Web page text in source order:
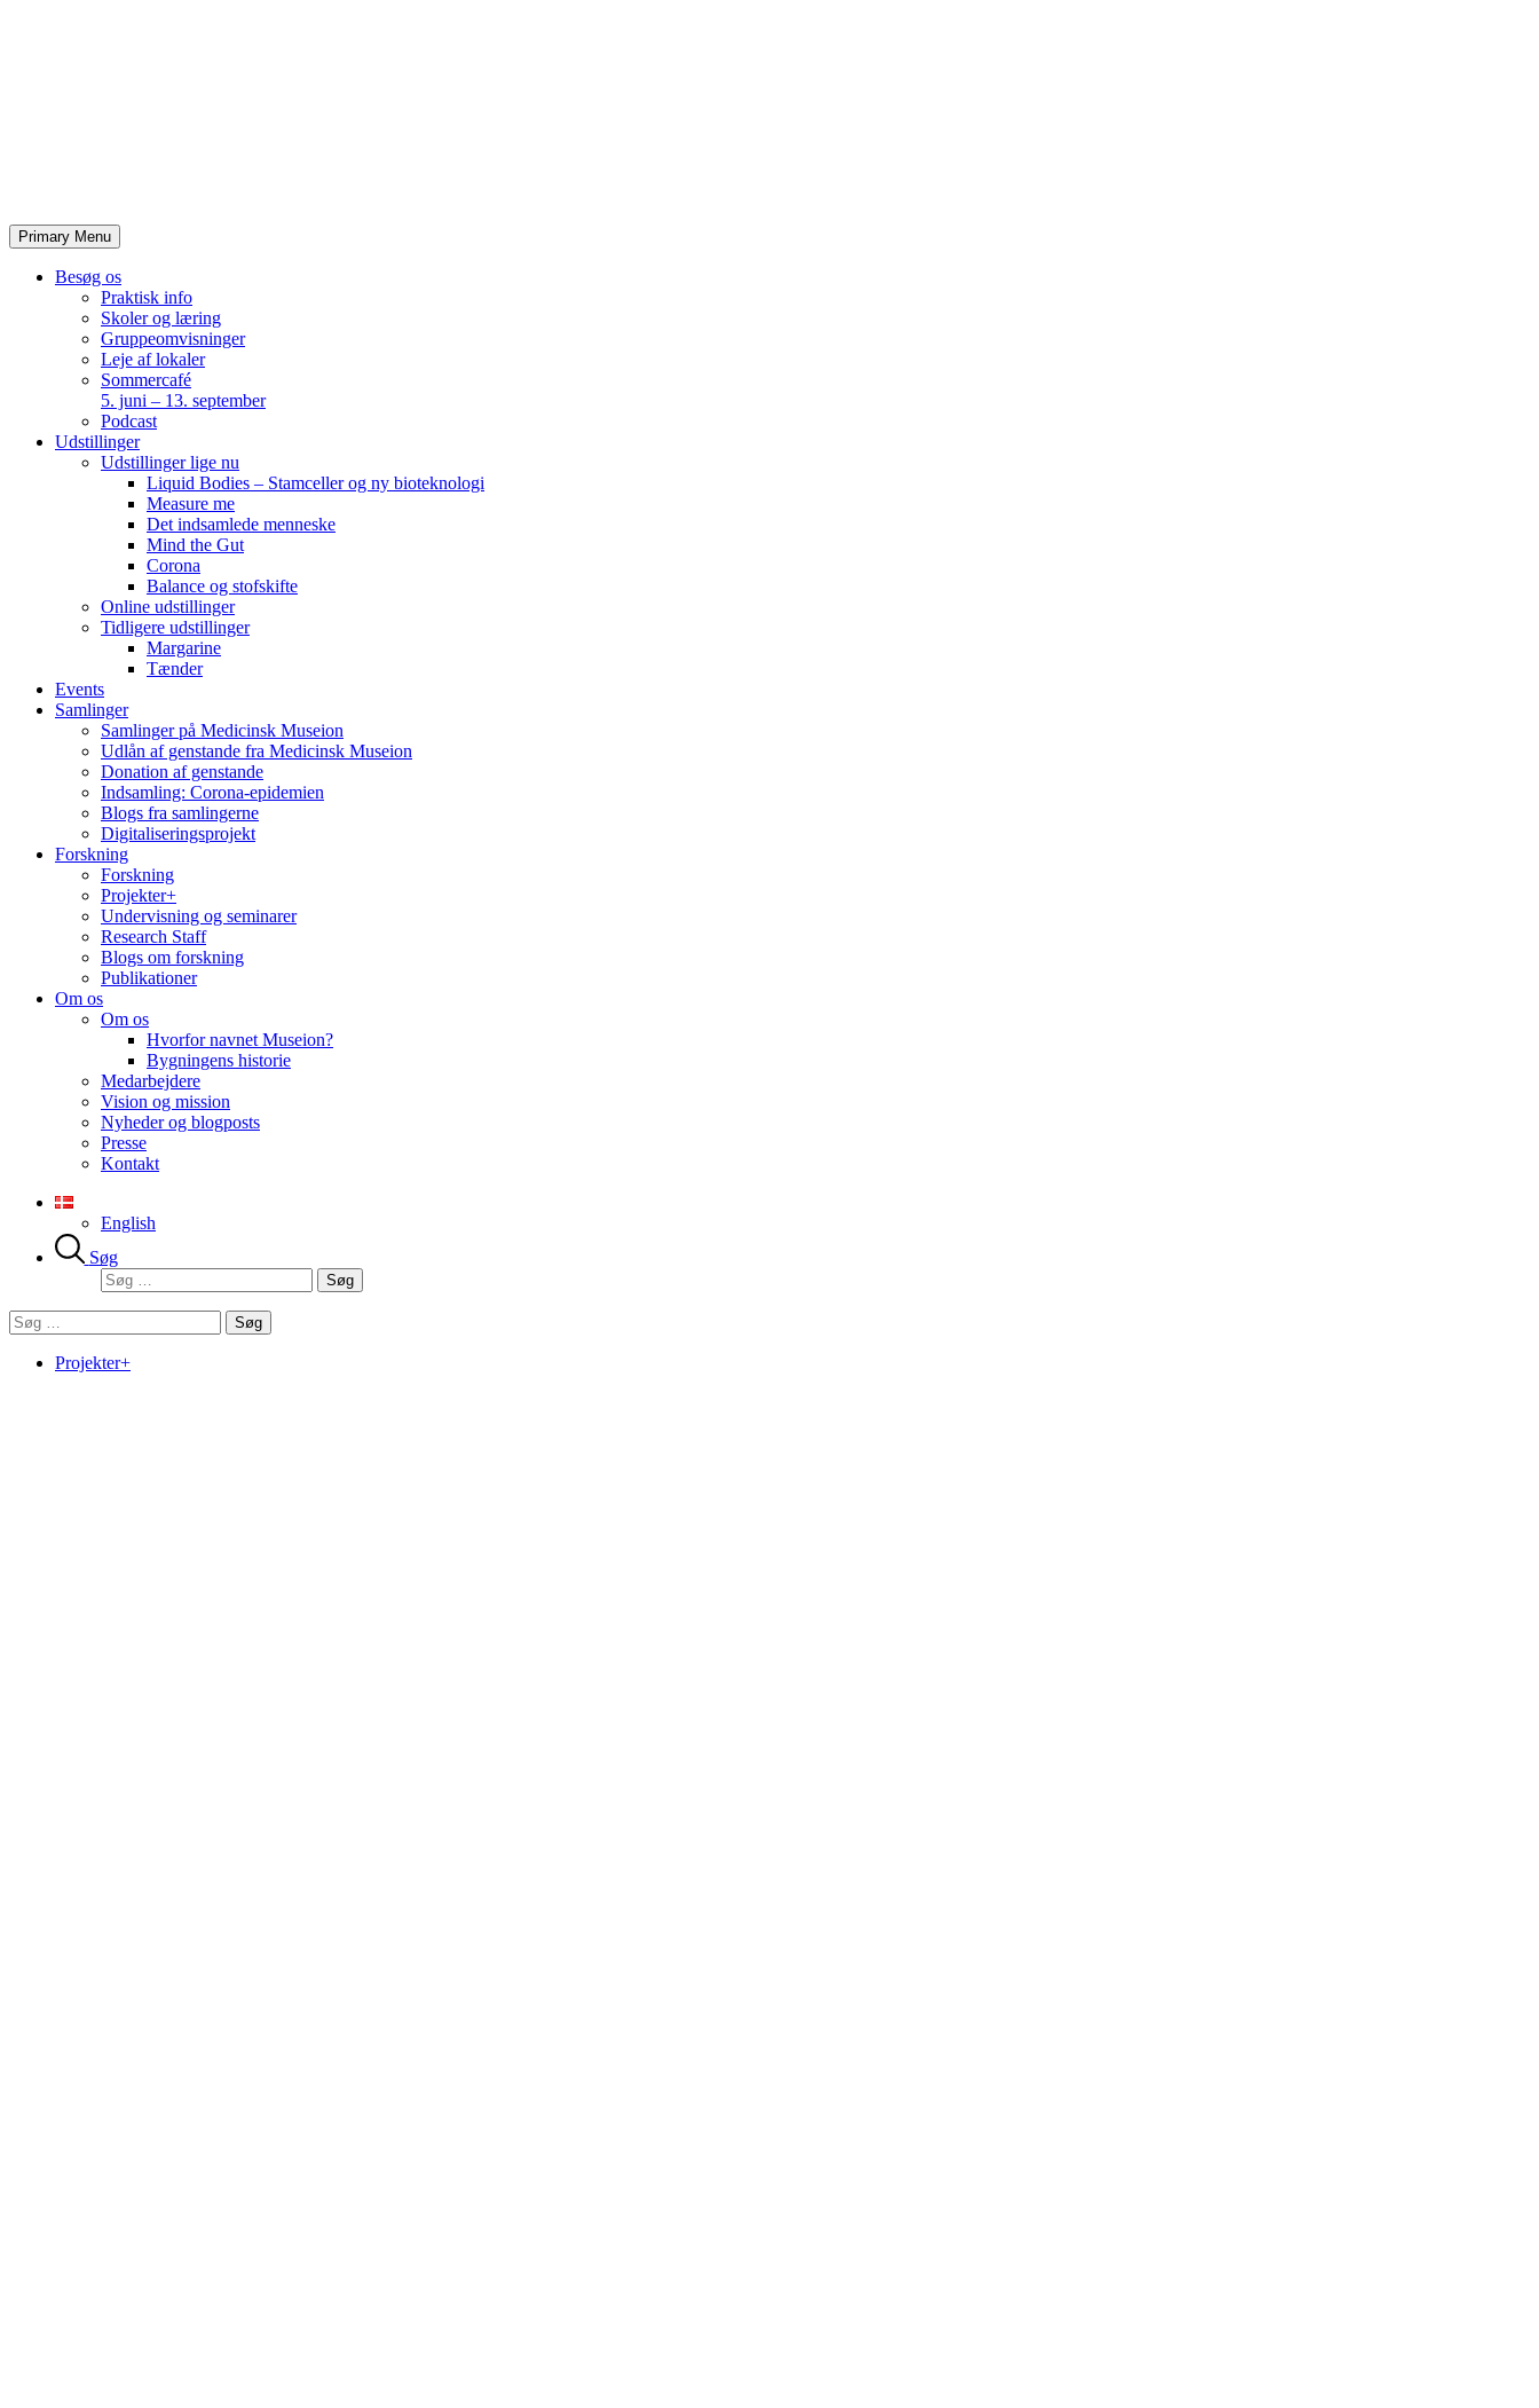
Primary Menu
Besøg os
Praktisk info
Skoler og læring
Gruppeomvisninger
Leje af lokaler
Sommercafé
5. juni – 13. september
Podcast
Udstillinger
Udstillinger lige nu
Liquid Bodies – Stamceller og ny bioteknologi
Measure me
Det indsamlede menneske
Mind the Gut
Corona
Balance og stofskifte
Online udstillinger
Tidligere udstillinger
Margarine
Tænder
Events
Samlinger
Samlinger på Medicinsk Museion
Udlån af genstande fra Medicinsk Museion
Donation af genstande
Indsamling: Corona-epidemien
Blogs fra samlingerne
Digitaliseringsprojekt
Forskning
Forskning
Projekter+
Undervisning og seminarer
Research Staff
Blogs om forskning
Publikationer
Om os
Om os
Hvorfor navnet Museion?
Bygningens historie
Medarbejdere
Vision og mission
Nyheder og blogposts
Presse
Kontakt
English
Søg
Søg
efter:
Søg
efter:
Projekter+